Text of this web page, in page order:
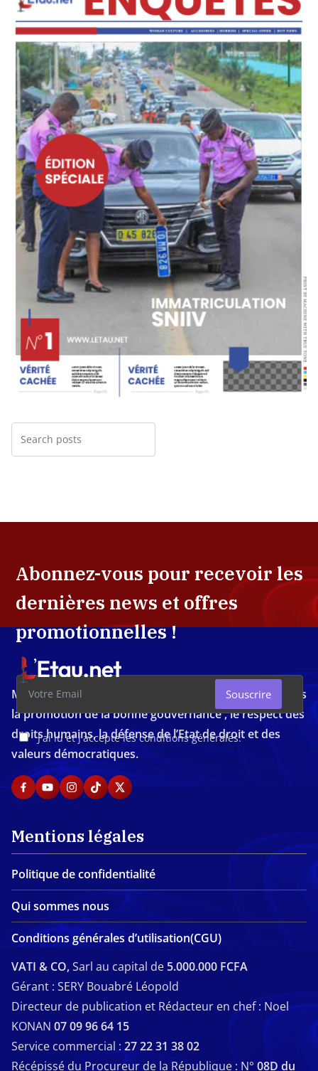
Abonnez-vous pour recevoir les
dernières news et offres
promotionnelles !
J'ai lu et j'accepte les conditions générales.
Souscrire
Média d'investigation ivoirien résolument engagé dans
la promotion de la bonne gouvernance , le respect des
droits humains, la défense de l’Etat de droit et des
valeurs démocratiques.
Mentions légales
Politique de confidentialité
Qui sommes nous
Conditions générales d’utilisation(CGU)
VATI & CO,Sarl au capital de 5.000.000 FCFA
Gérant : SERY Bouabré Léopold
Directeur de publication et Rédacteur en chef : Noel
KONAN 07 09 96 64 15
Service commercial :27 22 31 38 02
Récépissé du Procureur de la République : N° 08D du